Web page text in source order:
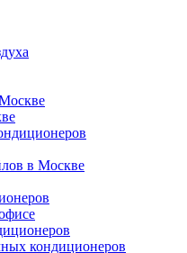
в Москве
кондиционеров